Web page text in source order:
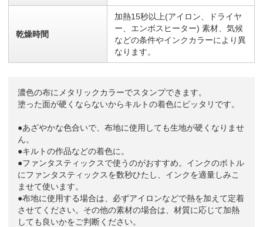
乾燥時間
加熱15秒以上(アイロン、ドライヤ
ー、エンボスヒーター) 素材、気候
などの条件やインクカラーにより異
なります。
濃色の布にメタリックカラーでスタンプできます。
塗った面が硬くならないからキルトの着色にピッタリです。
●あざやかな色合いで、布地に使用しても生地が硬くなりませ
ん。
●キルトの作品などの着色に。
●ファンタスティックスで使うのがおすすめ。インクのボトル
にファンタスティックスを数秒ひたし、インクを適量しみこ
ませて使います。
●布地に使用する場合は、必ずアイロンなどで熱を加えて定着
させてください。その他の素材の場合は、材質に応じて加熱
しても良いかをご判断ください。